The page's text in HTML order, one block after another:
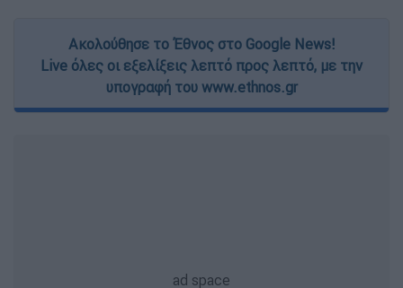
Ακολούθησε το Έθνος στο Google News!
Live όλες οι εξελίξεις λεπτό προς λεπτό, με την
υπογραφή του www.ethnos.gr